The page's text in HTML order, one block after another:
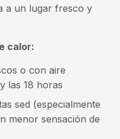
a un lugar fresco y
calor:
o con aire
las 18 horas
sed (especialmente
menor sensación de